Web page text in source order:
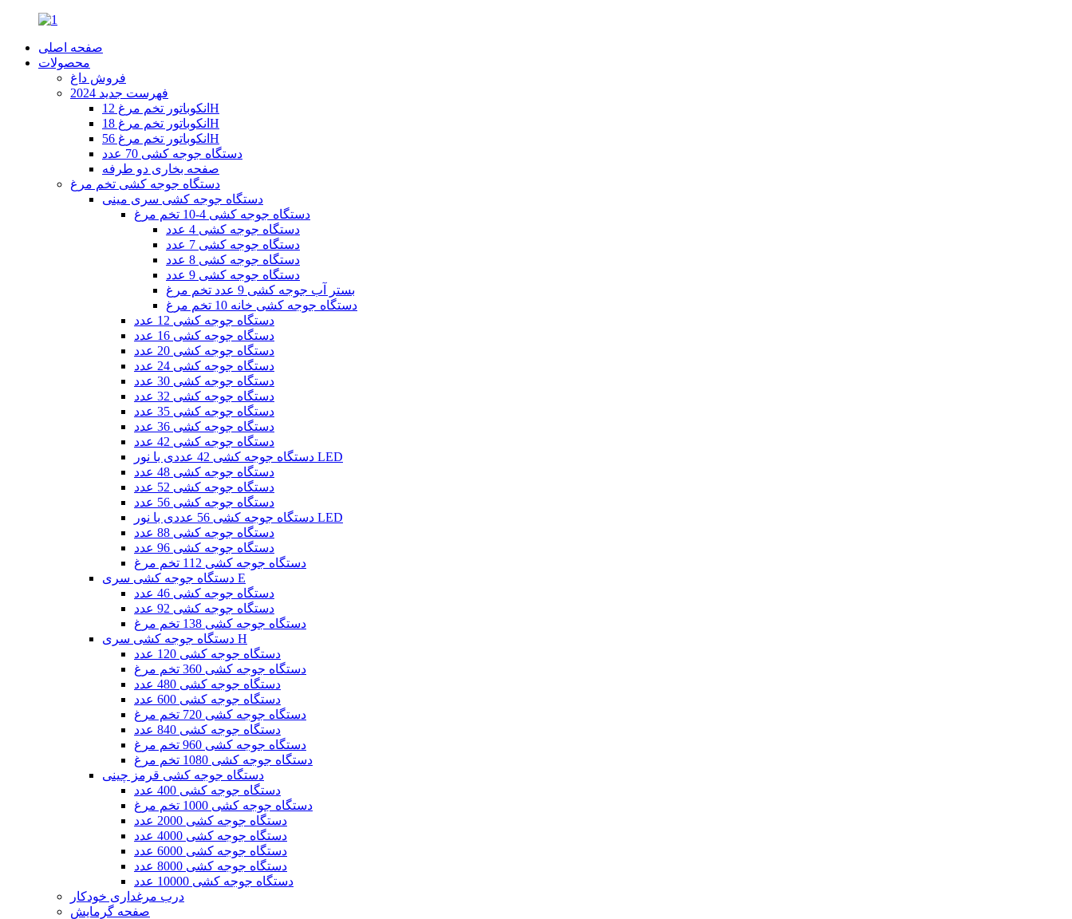
صفحه اصلی
محصولات
فروش داغ
فهرست جدید 2024
انکوباتور تخم مرغ 12H
انکوباتور تخم مرغ 18H
انکوباتور تخم مرغ 56H
دستگاه جوجه کشی 70 عدد
صفحه بخاری دو طرفه
دستگاه جوجه کشی تخم مرغ
دستگاه جوجه کشی سری مینی
دستگاه جوجه کشی 4-10 تخم مرغ
دستگاه جوجه کشی 4 عدد
دستگاه جوجه کشی 7 عدد
دستگاه جوجه کشی 8 عدد
دستگاه جوجه کشی 9 عدد
بستر آب جوجه کشی 9 عدد تخم مرغ
دستگاه جوجه کشی خانه 10 تخم مرغ
دستگاه جوجه کشی 12 عدد
دستگاه جوجه کشی 16 عدد
دستگاه جوجه کشی 20 عدد
دستگاه جوجه کشی 24 عدد
دستگاه جوجه کشی 30 عدد
دستگاه جوجه کشی 32 عدد
دستگاه جوجه کشی 35 عدد
دستگاه جوجه کشی 36 عدد
دستگاه جوجه کشی 42 عدد
دستگاه جوجه کشی 42 عددی با نور LED
دستگاه جوجه کشی 48 عدد
دستگاه جوجه کشی 52 عدد
دستگاه جوجه کشی 56 عدد
دستگاه جوجه کشی 56 عددی با نور LED
دستگاه جوجه کشی 88 عدد
دستگاه جوجه کشی 96 عدد
دستگاه جوجه کشی 112 تخم مرغ
دستگاه جوجه کشی سری E
دستگاه جوجه کشی 46 عدد
دستگاه جوجه کشی 92 عدد
دستگاه جوجه کشی 138 تخم مرغ
دستگاه جوجه کشی سری H
دستگاه جوجه کشی 120 عدد
دستگاه جوجه کشی 360 تخم مرغ
دستگاه جوجه کشی 480 عدد
دستگاه جوجه کشی 600 عدد
دستگاه جوجه کشی 720 تخم مرغ
دستگاه جوجه کشی 840 عدد
دستگاه جوجه کشی 960 تخم مرغ
دستگاه جوجه کشی 1080 تخم مرغ
دستگاه جوجه کشی قرمز چینی
دستگاه جوجه کشی 400 عدد
دستگاه جوجه کشی 1000 تخم مرغ
دستگاه جوجه کشی 2000 عدد
دستگاه جوجه کشی 4000 عدد
دستگاه جوجه کشی 6000 عدد
دستگاه جوجه کشی 8000 عدد
دستگاه جوجه کشی 10000 عدد
درب مرغداری خودکار
صفحه گرمایش